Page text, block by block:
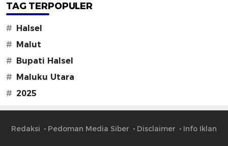
TAG TERPOPULER
#
Halsel
#
Malut
#
Bupati Halsel
#
Maluku Utara
# 2025
Redaksi Pedoman Media Siber Disclaimer Info Iklan